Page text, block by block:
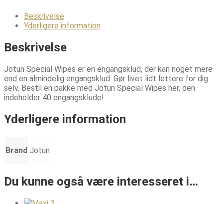
Beskrivelse
Yderligere information
Beskrivelse
Jotun Special Wipes er en engangsklud, der kan noget mere
end en almindelig engangsklud. Gør livet lidt lettere for dig
selv. Bestil en pakke med Jotun Special Wipes her, den
indeholder 40 engangsklude!
Yderligere information
Brand Jotun
Du kunne også være interesseret i…